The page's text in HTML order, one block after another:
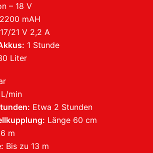
– 18 V
2200 mAH
17/21 V 2,2 A
1 Stunde
Liter
min
Etwa 2 Stunden
Länge 60 cm
6 m
Bis zu 13 m